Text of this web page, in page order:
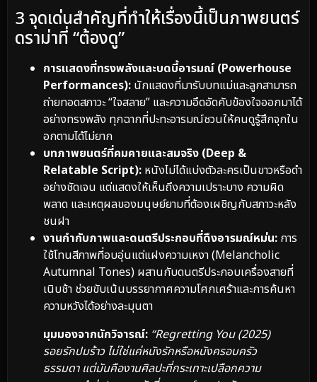
3 จุดเด่นสำคัญที่ทำให้เรื่องนี้เป็นภาพยนตร์
ดราม่าที่ “ต้องดู”
การแสดงที่ทรงพลังและบดบี้อารมณ์ (Powerhouse
Performances): นักแสดงที่มารับบทแม่และลูกสามารถ
ถ่ายทอดสภาวะ “ใจสลาย” และความอึดอัดคับข้องใจออกมาได้
อย่างทรงพลัง ทุกฉากที่ปะทะอารมณ์ชวนให้คนดูรู้สึกจุกใน
อกตามได้ไม่ยาก
บทภาพยนตร์ที่คมคายและสมจริง (Deep &
Relatable Script): หนังไม่ได้แบ่งตัวละครเป็นขาวหรือดำ
อย่างชัดเจน แต่แสดงให้เห็นถึงความเปราะบาง ความผิด
พลาด และเหตุผลของมนุษย์ยามที่ต้องเผชิญกับสภาวะหลัง
ชนฝา
งานกำกับภาพและดนตรีประกอบที่ดึงอารมณ์หม่น: การ
ใช้โทนสีภาพที่อบอุ่นแต่แฝงความเหงา (Melancholic
Autumnal Tones) ผสานกับดนตรีประกอบเครื่องสายที่
เนิบช้า ช่วยขับเน้นบรรยากาศความโศกเศร้าและการค้นหา
ความหวังได้อย่างละมุนตา
มุมมองจากนักวิจารณ์: “Regretting You (2025)
รอยรักปมร้าว ไม่ใช่แค่หนังรักหรือหนังครอบครัว
ธรรมดา แต่มันคืองานศิลปะที่กระเทาะเปลือกความ